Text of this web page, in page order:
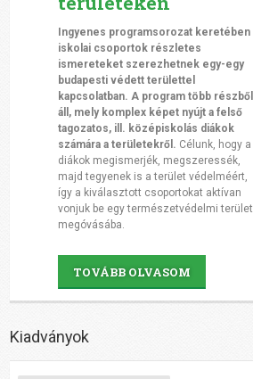
Ingyenes programsorozat keretében
iskolai csoportok részletes
ismereteket szerezhetnek egy-egy
budapesti védett területtel
kapcsolatban. A program több részből
áll, mely komplex képet nyújt a felső
tagozatos, ill. középiskolás diákok
számára a területekről. Célunk, hogy a
diákok megismerjék, megszeressék,
majd tegyenek is a terület védelméért,
így a kiválasztott csoportokat aktívan
vonjuk be egy természetvédelmi terület
megóvásába.
TOVÁBB OLVASOM
Kiadványok